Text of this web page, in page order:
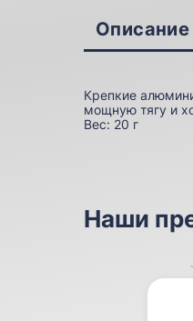
Описание
Крепкие
мощную тягу и
Вес: 20 г
Наши